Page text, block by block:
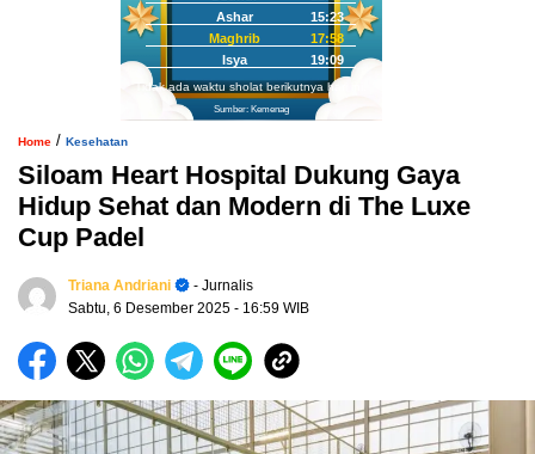
Ashar
15:23
Maghrib
17:58
Isya
19:09
Tidak ada waktu sholat berikutnya hari ini.
Sumber: Kemenag
Home / Kesehatan
Siloam Heart Hospital Dukung Gaya
Hidup Sehat dan Modern di The Luxe
Cup Padel
Triana Andriani
- Jurnalis
Sabtu, 6 Desember 2025 - 16:59 WIB